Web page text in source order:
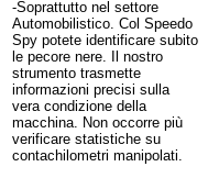
-Soprattutto nel settore
Automobilistico. Col Speedo
Spy potete identificare subito
le pecore nere. Il nostro
strumento trasmette
informazioni precisi sulla
vera condizione della
macchina. Non occorre più
verificare statistiche su
contachilometri manipolati.